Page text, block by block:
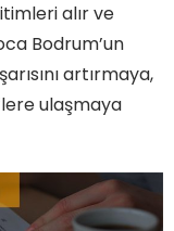
alır ve
Bodrum’un
artırmaya,
ulaşmaya